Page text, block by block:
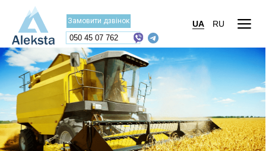
Замовити дзвінок
050 45 07 762
UA RU